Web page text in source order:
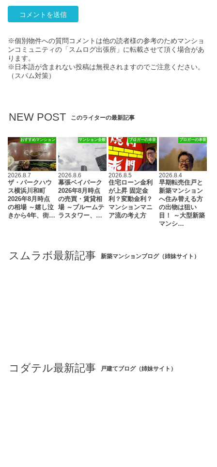
※個別物件への質問コメントは他の読者様の参考のためマンショ
ンコミュニティの「スムログ出張所」に転載させて頂く場合があ
ります。
※日本語が含まれない投稿は無視されますのでご注意ください。
（スパム対策）
NEW POST このライターの最新記事
おすすめマンション
2026.8.7
ザ・パークハウ
ス横浜川和町
2026年8月時点
の相場 ～嬉し泣
きから4年、街…
マンション全般
2026.8.6
幕張ベイパーク
2026年8月時点
の売買・賃貸相
場 ～ブルームテ
ラスタワー、…
ブロガーの本音
2026.8.5
住宅ローン金利
が上昇 固定金
利？変動金利？
マンションマニ
ア流の考え方
ブロガーの本音
2026.8.4
早期転売住戸と
新築マンション
へ住み替える方
の出物は狙い
目！ ～大型新築
マンシ…
スムラボ最新記事 新築マンションブログ（姉妹サイト）
コダテル最新記事 戸建てブログ（姉妹サイト）